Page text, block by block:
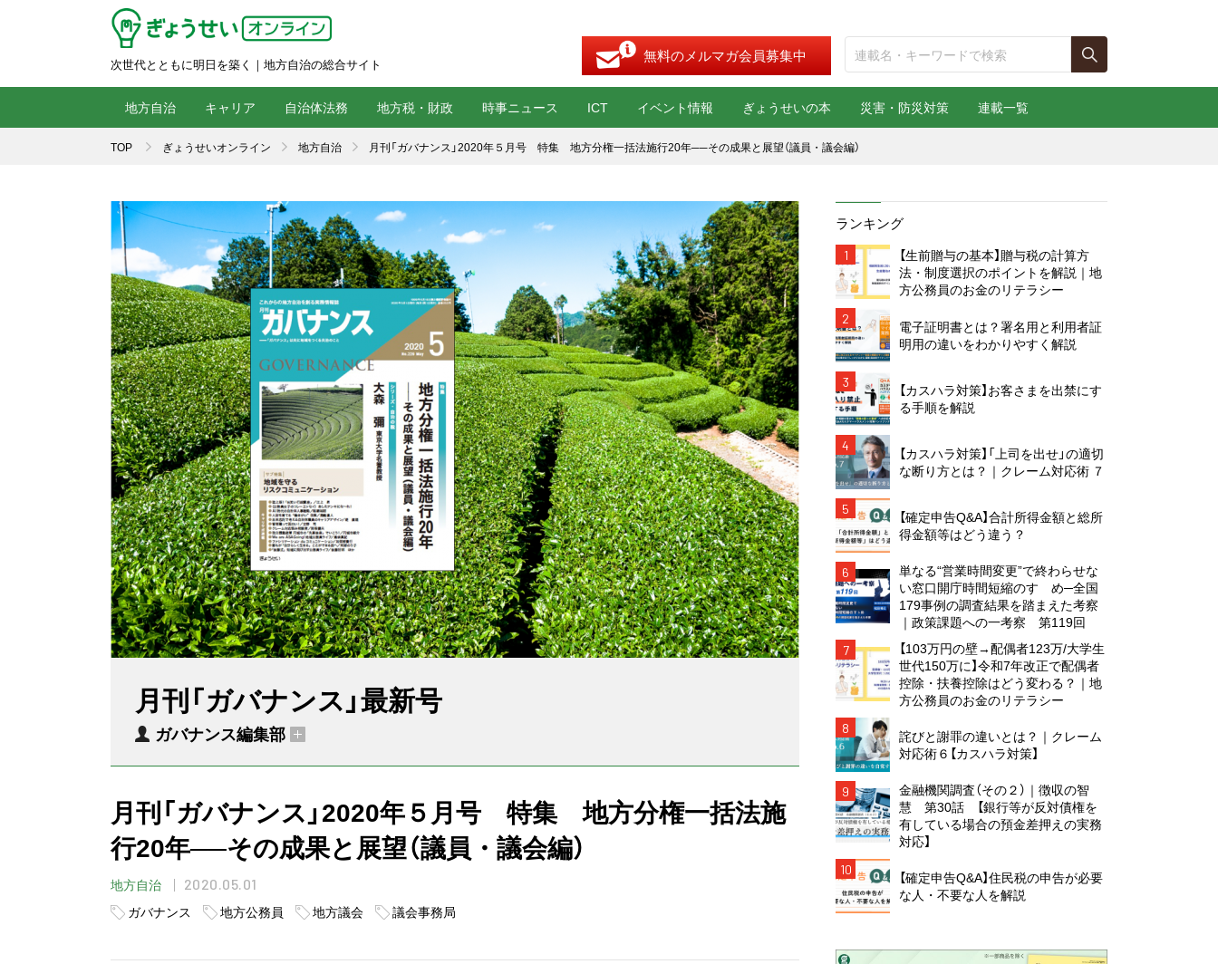
次世代とともに明日を築く｜地方自治の総合サイト 無料のメルマガ会員募集中
地方自治 キャリア 自治体法務 地方税・財政 時事ニュース ICT イベント情報 ぎょうせいの本 災害・防災対策 連載一覧
TOP ぎょうせいオンライン 地方自治 月刊「ガバナンス」2020年５月号 特集 地方分権一括法施行20年──その成果と展望（議員・議会編）
月刊「ガバナンス」最新号
ガバナンス編集部
月刊「ガバナンス」2020年５月号 特集 地方分権一括法施
行20年──その成果と展望（議員・議会編）
地方自治 2020.05.01
ガバナンス 地方公務員 地方議会 議会事務局
ランキング
1
【生前贈与の基本】贈与税の計算方
法・制度選択のポイントを解説｜地
方公務員のお金のリテラシー
2
電子証明書とは？署名用と利用者証
明用の違いをわかりやすく解説
3
【カスハラ対策】お客さまを出禁にす
る手順を解説
4
【カスハラ対策】「上司を出せ」の適切
な断り方とは？｜クレーム対応術 ７
5
【確定申告Q&A】合計所得金額と総所
得金額等はどう違う？
6
単なる“営業時間変更”で終わらせな
い窓口開庁時間短縮のすゝめ─全国
179事例の調査結果を踏まえた考察
｜政策課題への一考察 第119回
7
【103万円の壁→配偶者123万/大学生
世代150万に】令和7年改正で配偶者
控除・扶養控除はどう変わる？｜地
方公務員のお金のリテラシー
8
詫びと謝罪の違いとは？｜クレーム
対応術６【カスハラ対策】
9
金融機関調査（その２）｜徴収の智
慧 第30話 【銀行等が反対債権を
有している場合の預金差押えの実務
対応】
10
【確定申告Q&A】住民税の申告が必要
な人・不要な人を解説